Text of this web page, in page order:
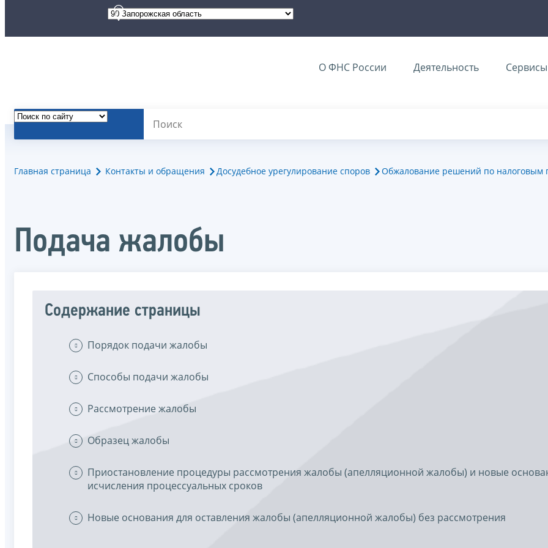
О ФНС России Деятельность Сервисы
Главная страница Контакты и обращения Досудебное урегулирование споров Обжалование решений по налоговым
Подача жалобы
Содержание страницы
Порядок подачи жалобы
Способы подачи жалобы
Рассмотрение жалобы
Образец жалобы
Приостановление процедуры рассмотрения жалобы (апелляционной жалобы) и новые
исчисления процессуальных сроков
Новые основания для оставления жалобы (апелляционной жалобы) без рассмотрения